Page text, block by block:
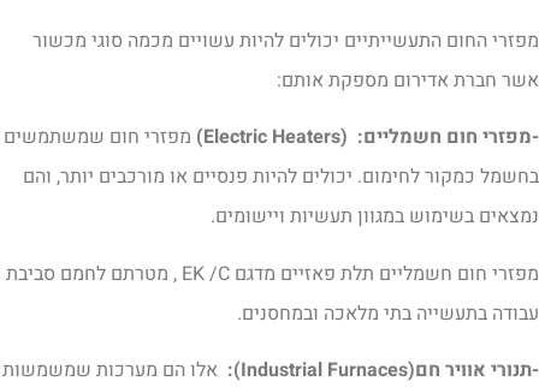
החום התעשייתיים יכולים להיות עשויים מכמה סוגי מכשור
חברת אדירום מספקת אותם:
חום חשמליים:(Electric Heaters)
מפזרי חום שמשתמשים
כמקור לחימום. יכולים להיות פנסיים או מורכבים יותר, והם
בשימוש במגוון תעשיות ויישומים.
מפזרי חום חשמליים תלת פאזיים מדגם EK /C , מטרתם לחמם סביבת
בתעשייה בתי מלאכה ובמחסנים.
אוויר חם(Industrial Furnaces
):אלו הם מערכות שמשמשות